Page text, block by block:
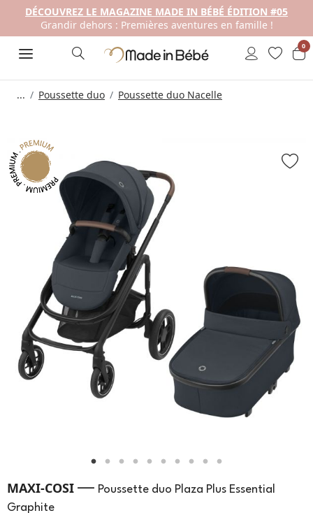
DÉCOUVREZ LE MAGAZINE MADE IN BÉBÉ ÉDITION #05
Grandir dehors : Premières aventures en famille !
0
... Poussette duo Poussette duo Nacelle
MAXI-COSI — Poussette duo Plaza Plus Essential
Graphite